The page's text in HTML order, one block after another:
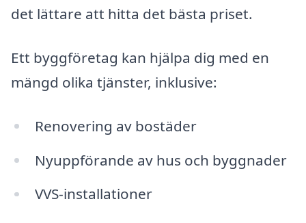
det lättare att hitta det bästa priset.
Ett byggföretag kan hjälpa dig med en
mängd olika tjänster, inklusive:
Renovering av bostäder
Nyuppförande av hus och byggnader
VVS-installationer